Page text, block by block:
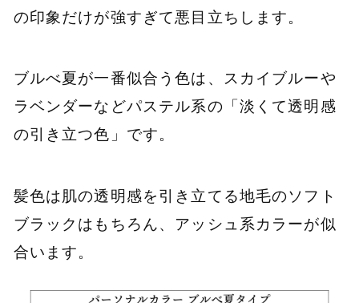
の印象だけが強すぎて悪目立ちします。
ブルべ夏が一番似合う色は、スカイブルーや
ラベンダーなどパステル系の「淡くて透明感
の引き立つ色」です。
髪色は肌の透明感を引き立てる地毛のソフト
ブラックはもちろん、アッシュ系カラーが似
合います。